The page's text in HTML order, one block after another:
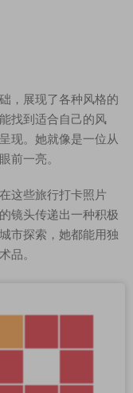
，展现了各种风格的
找到适合自己的风
现。她就像是一位从
前一亮。
这些旅行打卡照片
镜头传递出一种积极
市探索，她都能用独
品。